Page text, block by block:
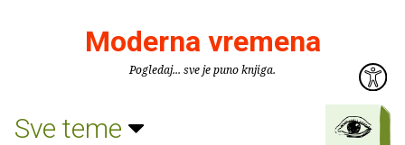
Moderna vremena
Pogledaj... sve je puno knjiga.
Sve teme